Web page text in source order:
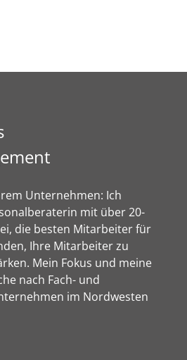
Unternehmen: Ich
mit über 20-
die besten Mitarbeiter für
Ihre Mitarbeiter zu
Mein Fokus und meine
nach Fach- und
im Nordwesten